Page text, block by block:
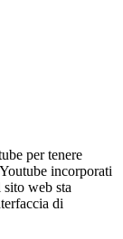
per tenere
incorporati
web sta
di